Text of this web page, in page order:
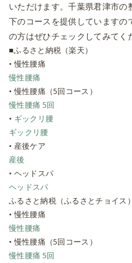
いただけます。千葉県君津市
下のコースを提供していますの
の方はぜひチェックしてみて
■ふるさと納税（楽天）
• 慢性腰痛
慢性腰痛
• 慢性腰痛（5回コース）
慢性腰痛 5回
• ギックリ腰
ギックリ腰
• 産後ケア
産後
• ヘッドスパ
ヘッドスパ
ふるさと納税（ふるさとチョイス）
• 慢性腰痛
慢性腰痛
• 慢性腰痛（5回コース）
慢性腰痛 5回